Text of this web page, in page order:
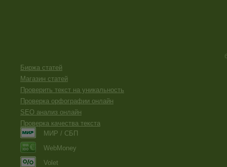
Биржа статей
Магазин статей
Проверить текст на уникальность
Проверка орфографии онлайн
SEO анализ онлайн
Проверка качества текста
МИР / СБП
WebMoney
Volet